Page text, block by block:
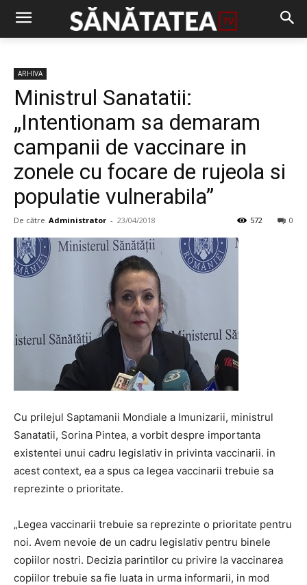
ARHIVA
Ministrul Sanatatii:
„Intentionam sa demaram
campanii de vaccinare in
zonele cu focare de rujeola si
populatie vulnerabila”
De către Administrator - 23/04/2018 0
572
Cu prilejul Saptamanii Mondiale a Imunizarii, ministrul
Sanatatii, Sorina Pintea, a vorbit despre importanta
existentei unui cadru legislativ in privinta vaccinarii. in
acest context, ea a spus ca legea vaccinarii trebuie sa
reprezinte o prioritate.
„Legea vaccinarii trebuie sa reprezinte o prioritate pentru
noi. Avem nevoie de un cadru legislativ pentru binele
copiilor nostri. Decizia parintilor cu privire la vaccinarea
copiilor trebuie sa fie luata in urma informarii, in mod